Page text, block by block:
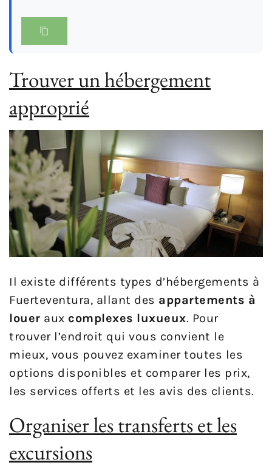
Trouver un hébergement
approprié
Il existe différents types d’hébergements à
Fuerteventura, allant des appartements à
louer aux complexes luxueux. Pour
trouver l’endroit qui vous convient le
mieux, vous pouvez examiner toutes les
options disponibles et comparer les prix,
les services offerts et les avis des clients.
Organiser les transferts et les
excursions